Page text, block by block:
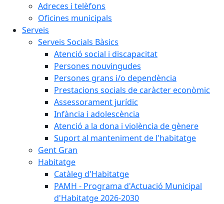
Adreces i telèfons
Oficines municipals
Serveis
Serveis Socials Bàsics
Atenció social i discapacitat
Persones nouvingudes
Persones grans i/o dependència
Prestacions socials de caràcter econòmic
Assessorament jurídic
Infància i adolescència
Atenció a la dona i violència de gènere
Suport al manteniment de l'habitatge
Gent Gran
Habitatge
Catàleg d'Habitatge
PAMH - Programa d'Actuació Municipal
d'Habitatge 2026-2030